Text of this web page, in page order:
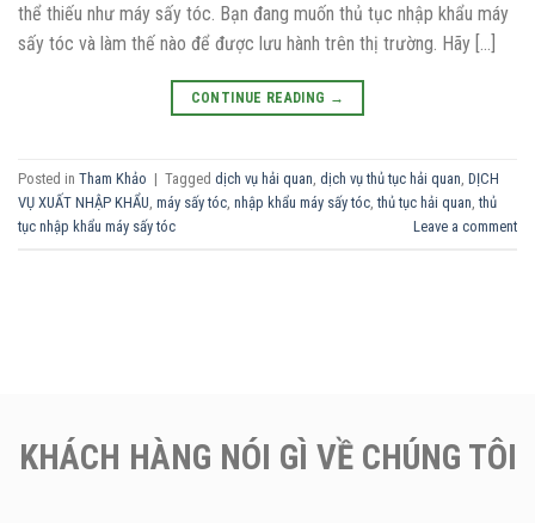
thể thiếu như máy sấy tóc. Bạn đang muốn thủ tục nhập khẩu máy
sấy tóc và làm thế nào để được lưu hành trên thị trường. Hãy […]
CONTINUE READING →
Posted in Tham Khảo | Tagged dịch vụ hải quan dịch vụ thủ tục hải quan DỊCH
VỤ XUẤT NHẬP KHẨU máy sấy tóc nhập khẩu máy sấy tóc ,thủ tục hải quan ,thủ
tục nhập khẩu máy sấy tóc
Leave a comment
KHÁCH HÀNG NÓI GÌ VỀ CHÚNG TÔI